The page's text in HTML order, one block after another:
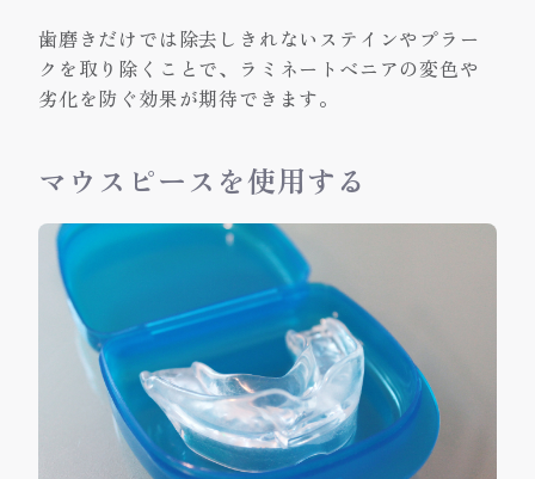
歯磨きだけでは除去しきれないステインやプラー
クを取り除くことで、ラミネートベニアの変色や
劣化を防ぐ効果が期待できます。
マウスピースを使用する